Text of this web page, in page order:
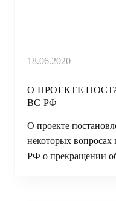
18.06.2020
О ПРОЕКТЕ
ВС РФ
О проекте
некоторых
РФ о прекращении